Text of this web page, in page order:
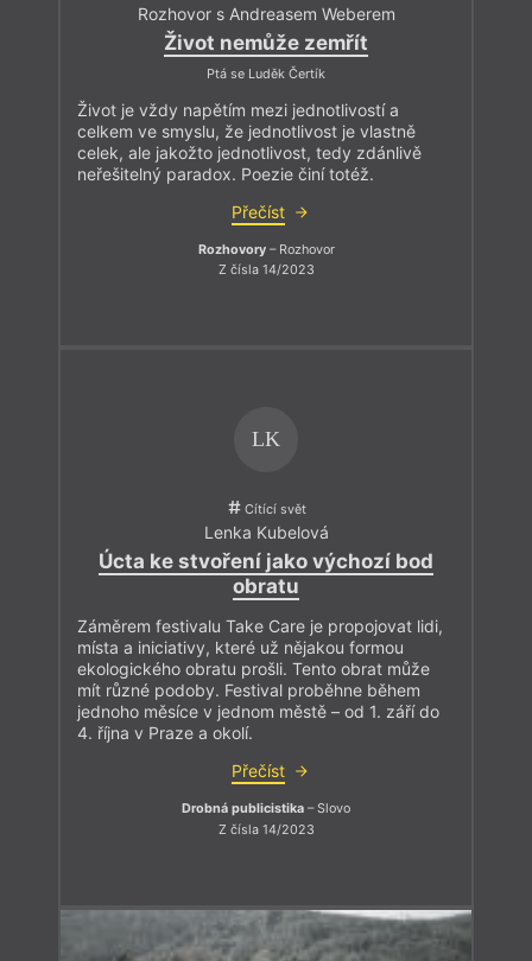
Rozhovor s Andreasem Weberem
Život nemůže zemřít
Ptá se Luděk Čertík
Život je vždy napětím mezi jednotlivostí a
celkem ve smyslu, že jednotlivost je vlastně
celek, ale jakožto jednotlivost, tedy zdánlivě
neřešitelný paradox. Poezie činí totéž.
Přečíst
Rozhovory– Rozhovor
Z čísla 14/2023
LK
Cítící svět
Lenka Kubelová
Úcta ke stvoření jako výchozí bod
obratu
Záměrem festivalu Take Care je propojovat lidi,
místa a iniciativy, které už nějakou formou
ekologického obratu prošli. Tento obrat může
mít různé podoby. Festival proběhne během
jednoho měsíce v jednom městě – od 1. září do
4. října v Praze a okolí.
Přečíst
Drobná publicistika – Slovo
Z čísla 14/2023